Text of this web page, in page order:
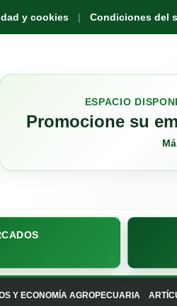
y cookies Condiciones del
ESPACIO
Promocione su
Y ECONOMÍA AGROPECUARIA